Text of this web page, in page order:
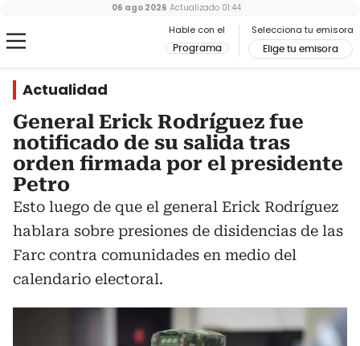
Hable con el
Programa
Selecciona tu emisora
Elige tu emisora
06 ago 2026 Actualizado 01:44
Actualidad
General Erick Rodríguez fue
notificado de su salida tras
orden firmada por el presidente
Petro
Esto luego de que el general Erick Rodríguez
hablara sobre presiones de disidencias de las
Farc contra comunidades en medio del
calendario electoral.